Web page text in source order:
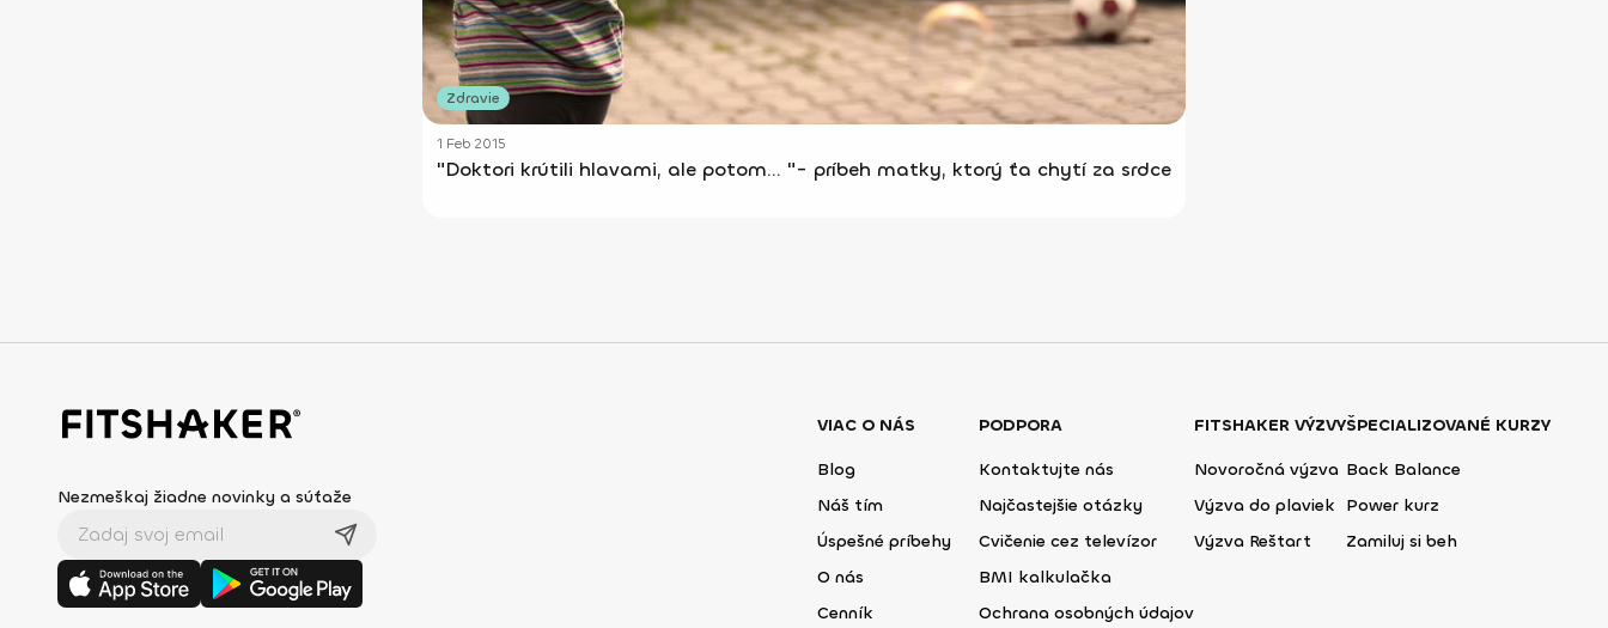
Zdravie
1 Feb 2015
"Doktori krútili hlavami, ale potom... "- príbeh matky, ktorý ťa chytí za srdce
Nezmeškaj žiadne novinky a súťaže
VIAC O NÁS
Blog
Náš tím
Úspešné príbehy
O nás
Cenník
PODPORA
Kontaktujte nás
Najčastejšie otázky
Cvičenie cez televízor
BMI kalkulačka
Ochrana osobných údajov
FITSHAKER VÝZVY
Novoročná výzva
Výzva do plaviek
Výzva Reštart
ŠPECIALIZOVANÉ KURZY
Back Balance
Power kurz
Zamiluj si beh